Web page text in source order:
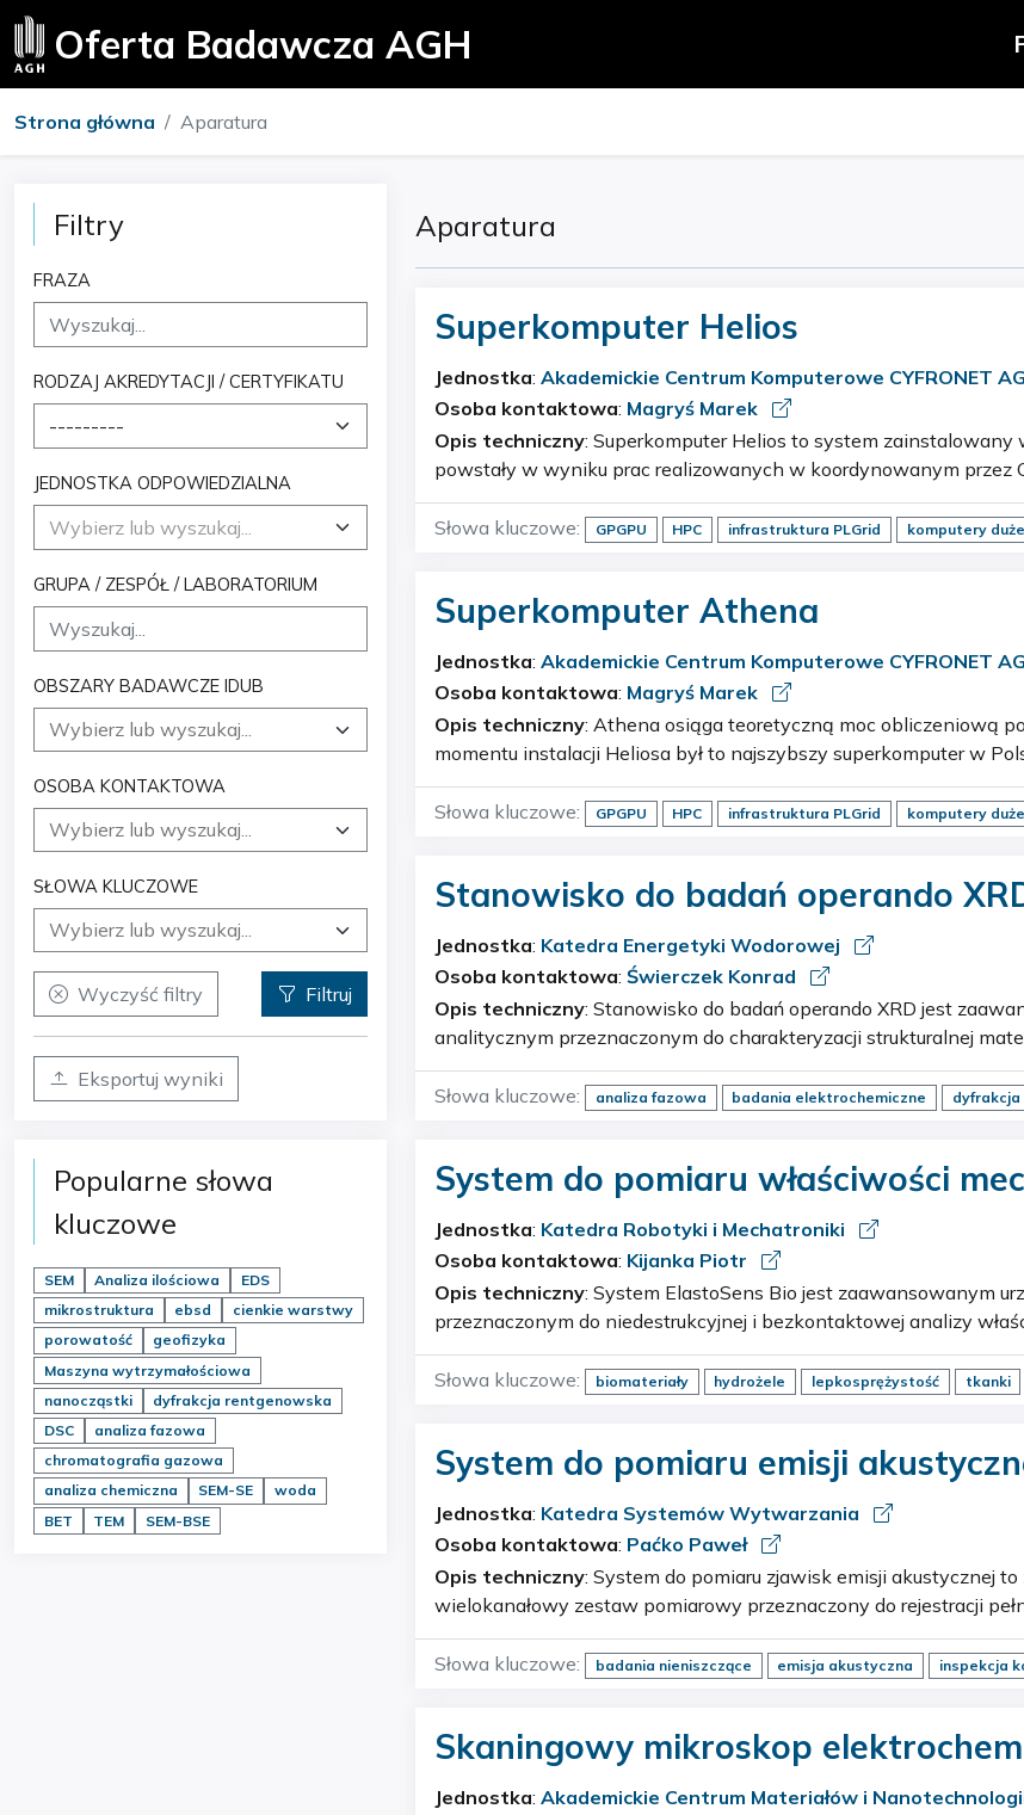
Oferta Badawcza AGH
Strona główna Aparatura
Filtry
FRAZA
RODZAJ AKREDYTACJI / CERTYFIKATU
---------
JEDNOSTKA ODPOWIEDZIALNA
Wybierz lub wyszukaj...
GRUPA / ZESPÓŁ / LABORATORIUM
OBSZARY BADAWCZE IDUB
OSOBA KONTAKTOWA
SŁOWA KLUCZOWE
Wyczyść filtry Filtruj
Eksportuj wyniki
Popularne słowa
kluczowe
SEM Analiza ilościowa
EDS
mikrostruktura
ebsd
cienkie warstwy
porowatość
geofizyka
Maszyna wytrzymałościowa
nanocząstki
dyfrakcja rentgenowska
DSC
analiza fazowa
chromatografia gazowa
analiza chemiczna
SEM-SE
woda
BET
TEM SEM-BSE
Aparatura
Superkomputer Helios
Jednostka: Akademickie Centrum Komputerowe CYFRONET
Osoba kontaktowa: Magryś Marek
Opis techniczny: Superkomputer Helios to system zainstalowany w ACK Cyfronet AGH, a
powstały w wyniku prac realizowanych w koordynowanym przez
Infrastruktura Superkomputerowa dla EuroHPC – EuroHPC PL.
Słowa kluczowe:
GPGPU HPC infrastruktura PLGrid komputery
Superkomputer Athena
Jednostka: Akademickie Centrum Komputerowe CYFRONET
Osoba kontaktowa: Magryś Marek
Opis techniczny: Athena osiąga teoretyczną moc obliczeniową ponad 7,7 PFlops. Do
momentu instalacji Heliosa był to najszybszy superkomputer w Polsce. Athena
polskiemu środowisku naukowemu i gospodarce zasoby
akc…
Słowa kluczowe: GPGPU HPC infrastruktura PLGrid komputery
Stanowisko do badań operando
Jednostka: Katedra Energetyki Wodorowej
Osoba kontaktowa: Świerczek Konrad
Opis techniczny: Stanowisko do badań operando XRD jest zaawansowanym systemem
analitycznym przeznaczonym do charakteryzacji strukturalnej
zbliżonych do rzeczywistych warunków ich pracy. Aparatura
dyfra…
Słowa kluczowe: analiza fazowa badania elektrochemiczne
System do pomiaru właściwości
biomateriałów
Jednostka: Katedra Robotyki i Mechatroniki
Osoba kontaktowa: Kijanka Piotr
Opis techniczny: System ElastoSens Bio jest zaawansowanym urządzeniem pomiarowym
przeznaczonym do niedestrukcyjnej i bezkontaktowej analizy
materiałów miękkich, w tym biomateriałów oraz tkanek
Słowa kluczowe:
biomateriały hydrożele lepkosprężystość tkanki
System do pomiaru emisji
Jednostka: Katedra Systemów Wytwarzania
Osoba kontaktowa: Paćko Paweł
Opis techniczny: System do pomiaru zjawisk emisji akustycznej to zaawansowany,
wielokanałowy zestaw pomiarowy przeznaczony do rejestracji
generowanego podczas procesów zachodzących w materiałach i
centralnym elementem…
Słowa kluczowe: badania nieniszczące emisja akustyczna inspekcja
Skaningowy mikroskop
M470
Jednostka: Akademickie Centrum Materiałów i